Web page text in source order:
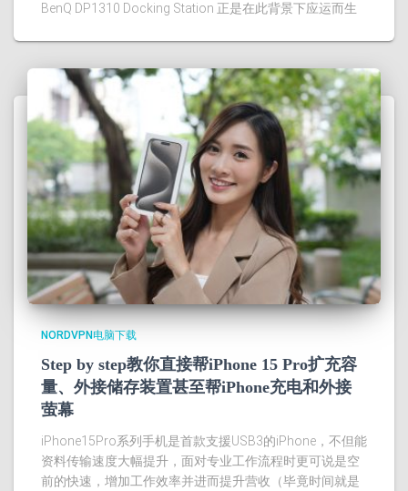
BenQ DP1310 Docking Station 正是在此背景下应运而生
NORDVPN电脑下载
Step by step教你直接帮iPhone 15 Pro扩充容
量、外接储存装置甚至帮iPhone充电和外接
萤幕
iPhone15Pro系列手机是首款支援USB3的iPhone，不但能
资料传输速度大幅提升，面对专业工作流程时更可说是空
前的快速，增加工作效率并进而提升营收（毕竟时间就是